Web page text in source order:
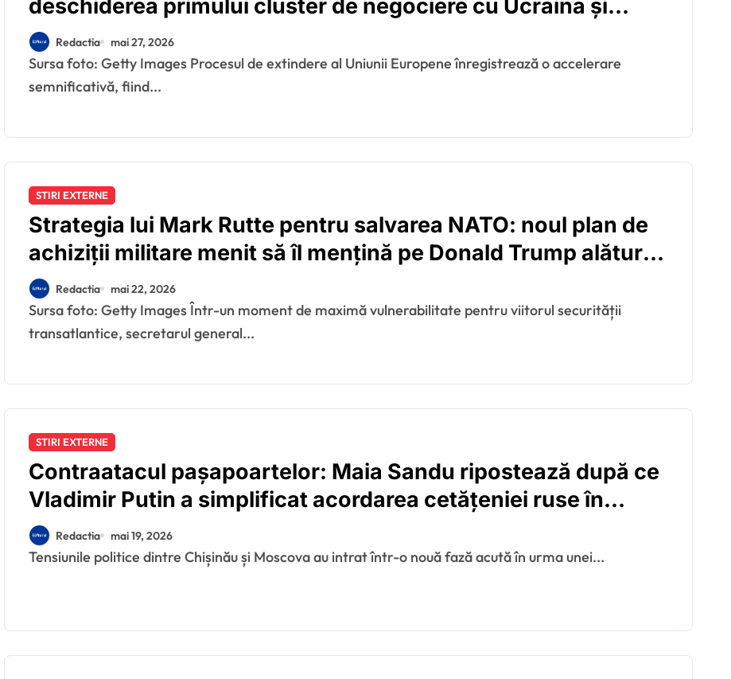
deschiderea primului cluster de negociere cu Ucraina și
Republica Moldova la mijlocul lunii iunie
Redactia mai 27, 2026
Sursa foto: Getty Images Procesul de extindere al Uniunii Europene înregistrează o accelerare
semnificativă, fiind...
STIRI EXTERNE
Strategia lui Mark Rutte pentru salvarea NATO: noul plan de
achiziții militare menit să îl mențină pe Donald Trump alături
de aliații europeni
Redactia mai 22, 2026
Sursa foto: Getty Images Într-un moment de maximă vulnerabilitate pentru viitorul securității
transatlantice, secretarul general...
STIRI EXTERNE
Contraatacul pașapoartelor: Maia Sandu ripostează după ce
Vladimir Putin a simplificat acordarea cetățeniei ruse în
Transnistria pentru a recruta soldați
Redactia mai 19, 2026
Tensiunile politice dintre Chișinău și Moscova au intrat într-o nouă fază acută în urma unei...